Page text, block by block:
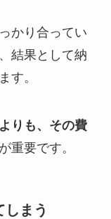
かり合ってい
結果として納
す。
りも、その費
重要です。
まう